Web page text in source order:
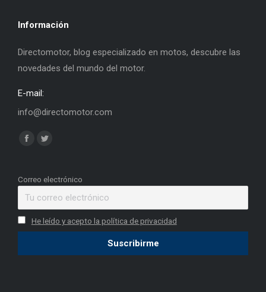
Información
Directomotor, blog especializado en motos, descubre las
novedades del mundo del motor.
E-mail:
info@directomotor.com
Find us on:
Facebook
opens
window
Twitter
opens
window
Correo electrónico
He leído y acepto la política de privacidad